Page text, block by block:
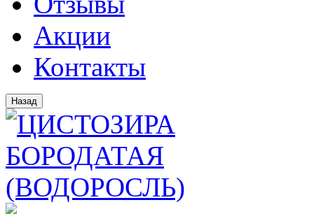
Акции
Контакты